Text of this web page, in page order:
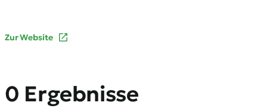
Zur Website
0 Ergebnisse